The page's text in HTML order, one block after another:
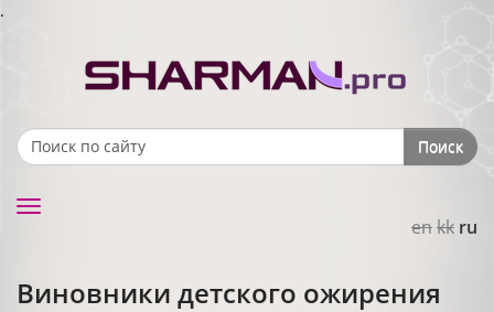
.
Search form Поиск
enkk ru
Toggle
Виновники детского ожирения